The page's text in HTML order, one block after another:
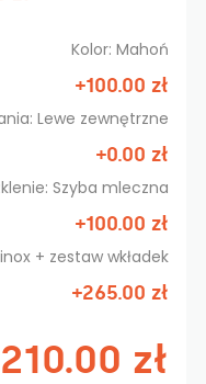
Kolor: Mahoń
+100.00 zł
Lewe zewnętrzne
+0.00 zł
Szyba mleczna
+100.00 zł
+ zestaw wkładek
+265.00 zł
zł